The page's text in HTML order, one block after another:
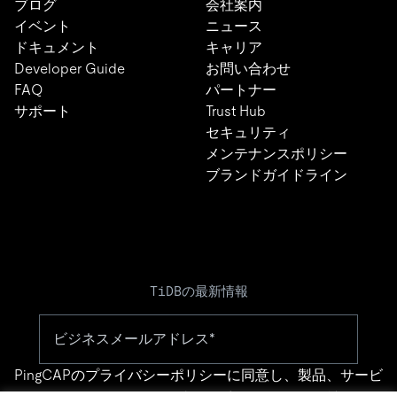
ブログ
イベント
ドキュメント
Developer Guide
FAQ
サポート
会社案内
ニュース
キャリア
お問い合わせ
パートナー
Trust Hub
セキュリティ
メンテナンスポリシー
ブランドガイドライン
TiDBの最新情報
PingCAPのプライバシーポリシーに同意し、製品、サービ